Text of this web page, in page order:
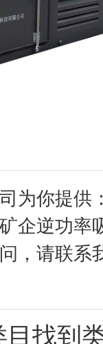
为你提供
企逆功率
，请联
找到